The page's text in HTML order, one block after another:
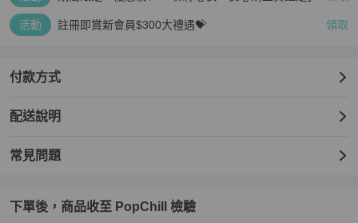
活動 註冊即賞新會員$300大禮遇💝 領取
付款方式
配送說明
常見問題
下單後，商品收至 PopChill 檢驗